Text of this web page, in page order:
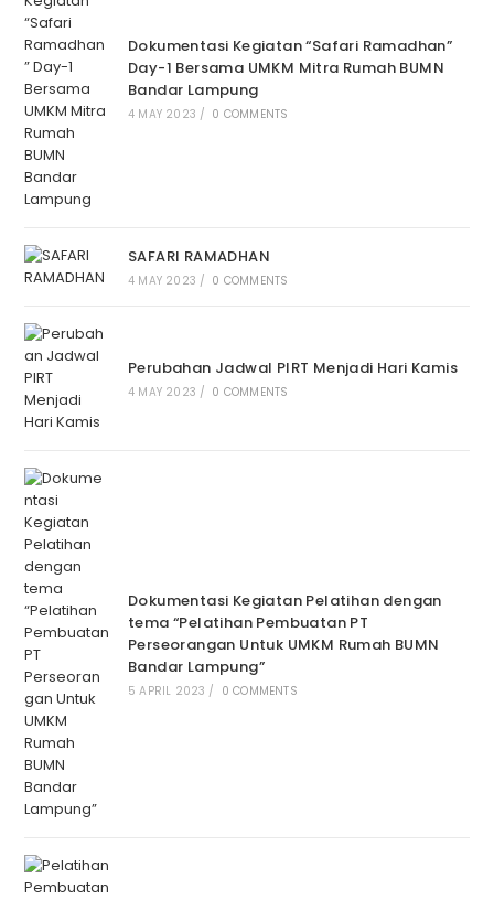
Dokumentasi Kegiatan “Safari Ramadhan”
Day-1 Bersama UMKM Mitra Rumah BUMN
Bandar Lampung
4 MAY 2023 / 0 COMMENTS
SAFARI RAMADHAN
4 MAY 2023 / 0 COMMENTS
Perubahan Jadwal PIRT Menjadi Hari Kamis
4 MAY 2023 / 0 COMMENTS
Dokumentasi Kegiatan Pelatihan dengan
tema “Pelatihan Pembuatan PT
Perseorangan Untuk UMKM Rumah BUMN
Bandar Lampung”
5 APRIL 2023 / 0 COMMENTS